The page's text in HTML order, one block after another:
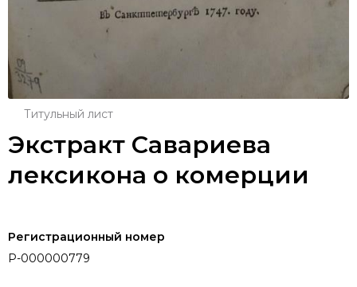
Титульный лист
Экстракт Савариева
лексикона о комерции
Регистрационный номер
P-000000779